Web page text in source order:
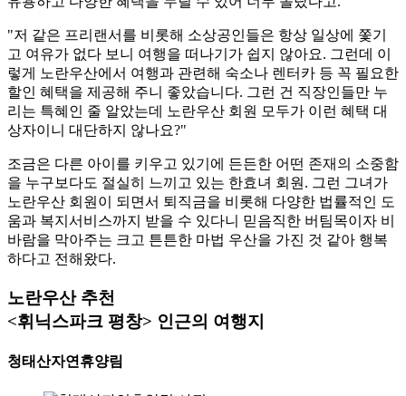
"저 같은 프리랜서를 비롯해 소상공인들은 항상 일상에 쫓기
고 여유가 없다 보니 여행을 떠나기가 쉽지 않아요. 그런데 이
렇게 노란우산에서 여행과 관련해 숙소나 렌터카 등 꼭 필요한
할인 혜택을 제공해 주니 좋았습니다. 그런 건 직장인들만 누
리는 특혜인 줄 알았는데 노란우산 회원 모두가 이런 혜택 대
상자이니 대단하지 않나요?"
조금은 다른 아이를 키우고 있기에 든든한 어떤 존재의 소중함
을 누구보다도 절실히 느끼고 있는 한효녀 회원. 그런 그녀가
노란우산 회원이 되면서 퇴직금을 비롯해 다양한 법률적인 도
움과 복지서비스까지 받을 수 있다니 믿음직한 버팀목이자 비
바람을 막아주는 크고 튼튼한 마법 우산을 가진 것 같아 행복
하다고 전해왔다.
노란우산 추천
<휘닉스파크 평창> 인근의 여행지
청태산자연휴양림